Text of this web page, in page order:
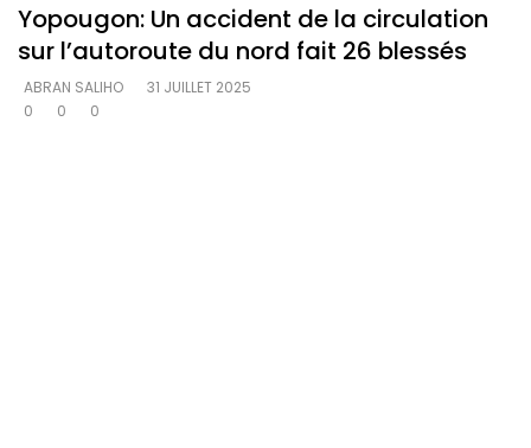
Yopougon: Un accident de la circulation
sur l’autoroute du nord fait 26 blessés
ABRAN SALIHO
31 JUILLET 2025
0
0 0